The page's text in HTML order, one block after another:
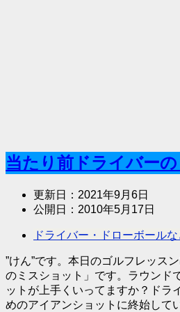
当たり前ドライバー
更新日： 2021年9月6日
公開日： 2010年5月17日
ドライバー・ドローボール
”けん”です。本日のゴルフレッス
のミスショット」です。ラウンド
ットが上手くいってますか？ドラ
めのアイアンショットに終始して